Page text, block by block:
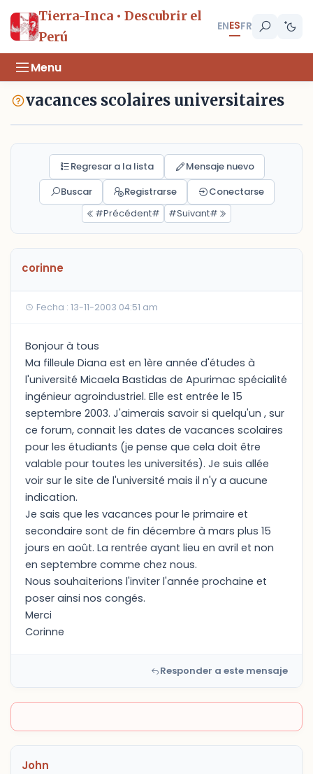
Tierra-Inca • Descubrir el
Perú
ENESFR
Menu
vacances scolaires universitaires
Regresar a la lista
Mensaje nuevo
Buscar
Registrarse
Conectarse
#Précédent#
#Suivant#
corinne
Fecha : 13-11-2003 04:51 am
Bonjour à tous
Ma filleule Diana est en 1ère année d'études à
l'université Micaela Bastidas de Apurimac spécialité
ingénieur agroindustriel. Elle est entrée le 15
septembre 2003. J'aimerais savoir si quelqu'un , sur
ce forum, connait les dates de vacances scolaires
pour les étudiants (je pense que cela doit être
valable pour toutes les universités). Je suis allée
voir sur le site de l'université mais il n'y a aucune
indication.
Je sais que les vacances pour le primaire et
secondaire sont de fin décembre à mars plus 15
jours en août. La rentrée ayant lieu en avril et non
en septembre comme chez nous.
Nous souhaiterions l'inviter l'année prochaine et
poser ainsi nos congés.
Merci
Corinne
Responder a este mensaje
John